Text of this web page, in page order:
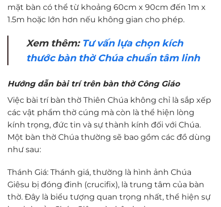
mặt bàn có thể từ khoảng 60cm x 90cm đến 1m x
1.5m hoặc lớn hơn nếu không gian cho phép.
Xem thêm: Tư vấn lựa chọn kích
thước bàn thờ Chúa chuẩn tâm linh
Hướng dẫn bài trí trên bàn thờ Công Giáo
Việc bài trí bàn thờ Thiên Chúa không chỉ là sắp xếp
các vật phẩm thờ cúng mà còn là thể hiện lòng
kính trọng, đức tin và sự thành kính đối với Chúa.
Một bàn thờ Chúa thường sẽ bao gồm các đồ dùng
như sau:
Thánh Giá: Thánh giá, thường là hình ảnh Chúa
Giêsu bị đóng đinh (crucifix), là trung tâm của bàn
thờ. Đây là biểu tượng quan trọng nhất, thể hiện sự